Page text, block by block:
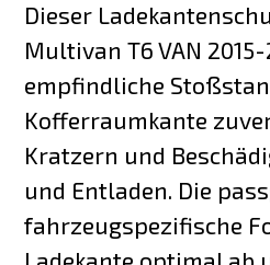
Dieser
Multivan T6 VAN
empfindliche
Kofferraumkante
Kratzern und
und Entladen. Die
fahrzeugspezifische